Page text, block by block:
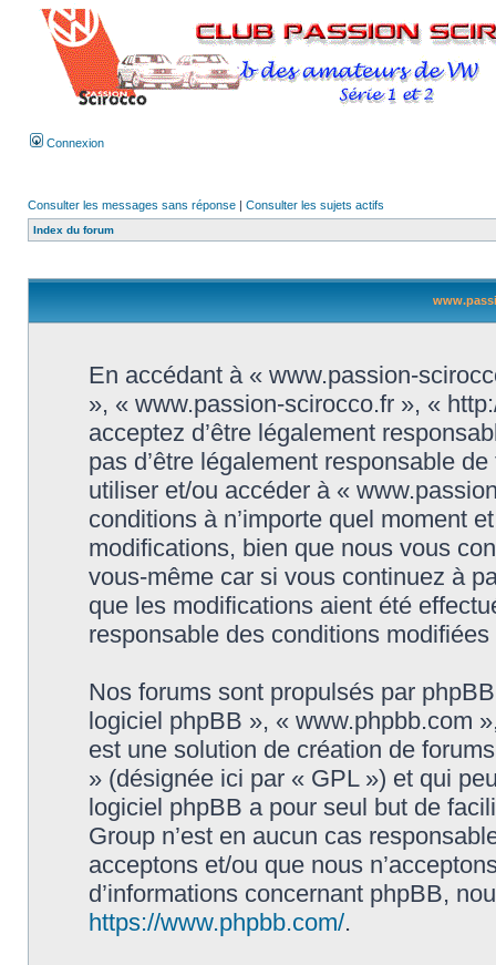
Connexion
Consulter les messages sans réponse | Consulter les sujets actifs
Index du forum
En accédant à « www.passion-
», « www.passion-scirocco.fr », «
acceptez d’être légalement
pas d’être légalement responsable
utiliser et/ou accéder à «
conditions à n’importe quel moment
modifications, bien que nous vous
vous-même car si vous continuez à
que les modifications aient été
responsable des conditions
Nos forums sont propulsés par
logiciel phpBB », « www.phpbb.com
est une solution de création de
» (désignée ici par « GPL ») et qui
logiciel phpBB a pour seul but de
Group n’est en aucun cas
acceptons et/ou que nous
d’informations concernant phpBB,
https://www.phpbb.com/.